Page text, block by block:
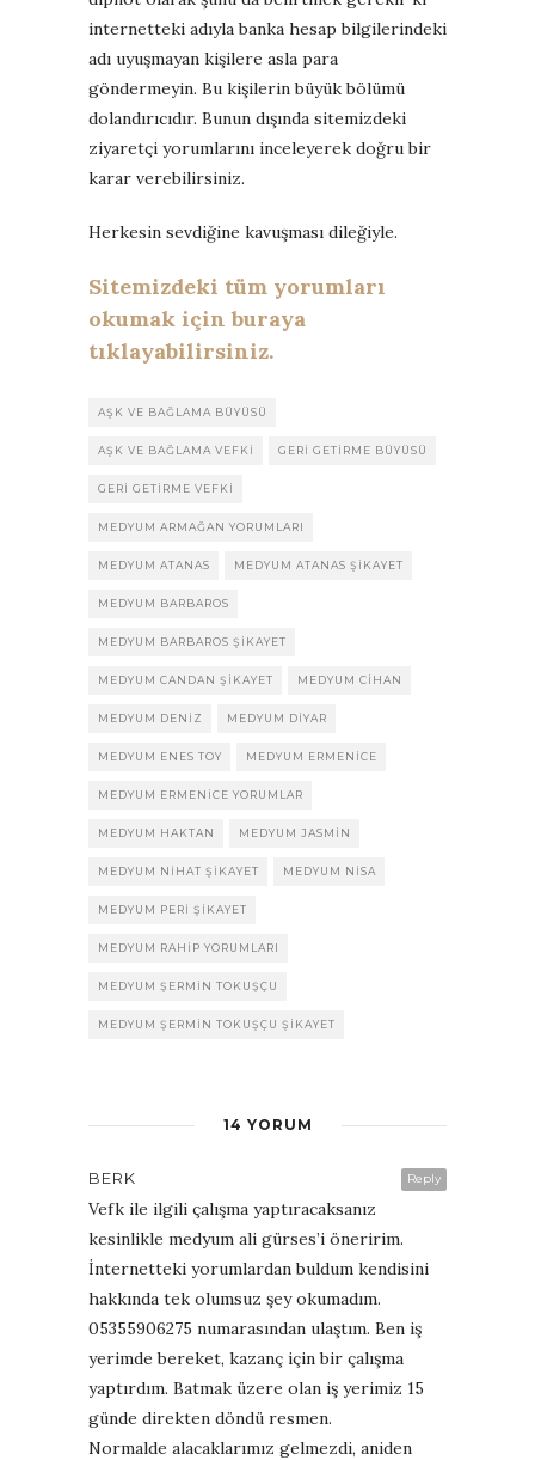
internetteki adıyla banka hesap bilgilerindeki
adı uyuşmayan kişilere asla para
göndermeyin. Bu kişilerin büyük bölümü
dolandırıcıdır. Bunun dışında sitemizdeki
ziyaretçi yorumlarını inceleyerek doğru bir
karar verebilirsiniz.
Herkesin sevdiğine kavuşması dileğiyle.
Sitemizdeki tüm yorumları
okumak için buraya
tıklayabilirsiniz.
AŞK VE BAĞLAMA BÜYÜSÜ
AŞK VE BAĞLAMA VEFKI GERI GETIRME BÜYÜSÜ
GERI GETIRME VEFKI
MEDYUM ARMAĞAN YORUMLARI
MEDYUM ATANAS MEDYUM ATANAS ŞIKAYET
MEDYUM BARBAROS
MEDYUM BARBAROS ŞIKAYET
MEDYUM CANDAN ŞIKAYET MEDYUM CIHAN
MEDYUM DENIZ MEDYUM DIYAR
MEDYUM ENES TOY MEDYUM ERMENICE
MEDYUM ERMENICE YORUMLAR
MEDYUM HAKTAN MEDYUM JASMIN
MEDYUM NIHAT ŞIKAYET MEDYUM NISA
MEDYUM PERI ŞIKAYET
MEDYUM RAHIP YORUMLARI
MEDYUM ŞERMIN TOKUŞÇU
MEDYUM ŞERMIN TOKUŞÇU ŞIKAYET
14 YORUM
Reply
BERK
Vefk ile ilgili çalışma yaptıracaksanız
kesinlikle medyum ali gürses’i öneririm.
İnternetteki yorumlardan buldum kendisini
hakkında tek olumsuz şey okumadım.
05355906275 numarasından ulaştım. Ben iş
yerimde bereket, kazanç için bir çalışma
yaptırdım. Batmak üzere olan iş yerimiz 15
günde direkten döndü resmen.
Normalde alacaklarımız gelmezdi, aniden